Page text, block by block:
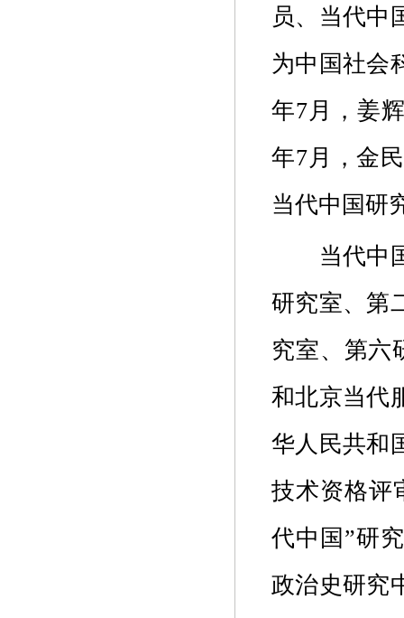
员、当代中
为中国社会
年7月，姜
年7月，金
当代中国研
当代中国
研究室、第
究室、第六
和北京当代
华人民共和
技术资格评
代中国”研
政治史研究